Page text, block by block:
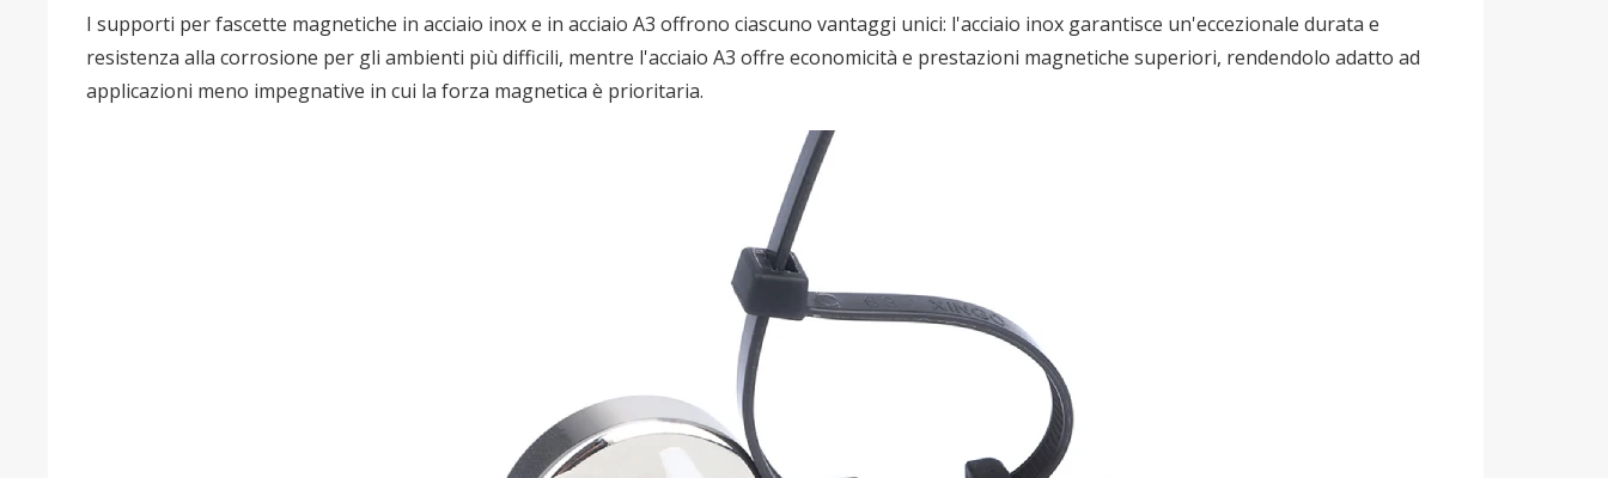
I supporti per fascette magnetiche in acciaio inox e in acciaio A3 offrono ciascuno vantaggi unici: l'acciaio inox garantisce un'eccezionale durata e
resistenza alla corrosione per gli ambienti più difficili, mentre l'acciaio A3 offre economicità e prestazioni magnetiche superiori, rendendolo adatto ad
applicazioni meno impegnative in cui la forza magnetica è prioritaria.